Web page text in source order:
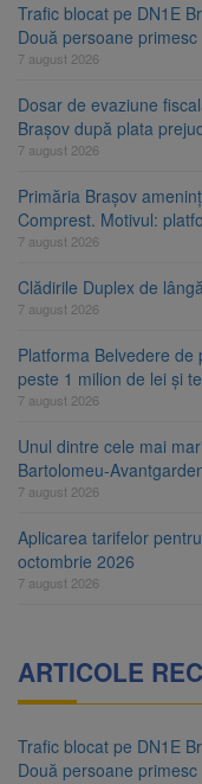
Trafic blocat pe DN1E
Două persoane
7 august 2026
Dosar de evaziune
Brașov după plata
7 august 2026
Primăria Brașov
Comprest. Motivul:
7 august 2026
Clădirile Duplex de
7 august 2026
Platforma Belvedere
peste 1 milion de lei și
7 august 2026
Unul dintre cele mai
Bartolomeu-
7 august 2026
Aplicarea tarifelor
octombrie 2026
7 august 2026
ARTICOLE
Trafic blocat pe DN1E
Două persoane